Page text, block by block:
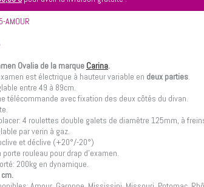
AMOUR
Ovalia de la marque Carina.
est électrique à hauteur variable en deux parties.
entre 49 à 89cm.
télécommande avec fixation des deux côtés du divan.
4 roulettes double galets de diamètre 125mm, à
par verin à gaz.
et déclive (+20°/-20°)
porte rouleau pour drap d'examen.
200kg en dynamique.